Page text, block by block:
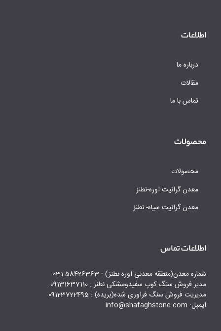
اطلاعات
درباره ما
مقالات
تماس با ما
محصولات
محصولات
معدن گرانیت اوره-نطنز
معدن گرانیت سیاه- نطنز
اطلاعات تماس
شماره معدن(منطقه معدنی اوره نطنز) : 58426363-031
مدیر فروش سنگ کوپ سفیدومشکی نطنز : 09131637110
مدیریت فروش سنگ فراوری شده(بریده) : 09123722495
ایمیل: info@shafaghstone.com